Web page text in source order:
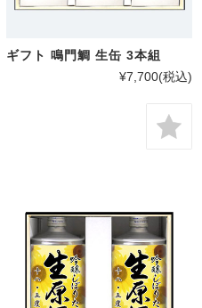
ギフト 鳴門鯛 生缶 3本組
¥7,700(税込)